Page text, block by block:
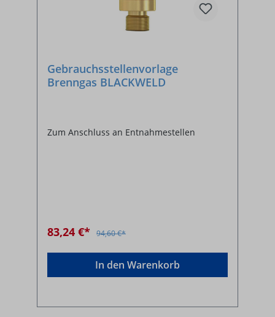
Gebrauchsstellenvorlage
Brenngas BLACKWELD
Zum Anschluss an Entnahmestellen
83,24 €* 94,60 €*
In den Warenkorb